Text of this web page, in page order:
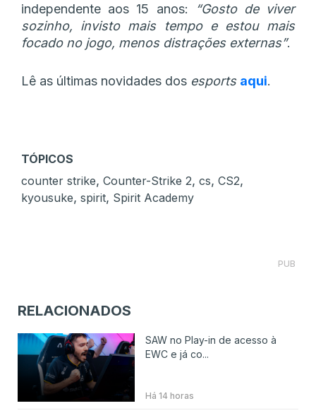
independente aos 15 anos:
“Gosto de viver
sozinho, invisto mais tempo e estou mais
focado no jogo, menos distrações externas”.
Lê as últimas novidades dos esports aqui.
TÓPICOS
counter strike, Counter-Strike 2, cs, CS2,
kyousuke, spirit, Spirit Academy
PUB
RELACIONADOS
SAW no Play-in de acesso à
EWC e já co...
Há 14 horas